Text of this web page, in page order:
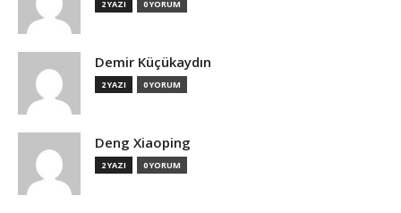
2 YAZI 0 YORUM
Demir Küçükaydın
2 YAZI 0 YORUM
Deng Xiaoping
2 YAZI 0 YORUM